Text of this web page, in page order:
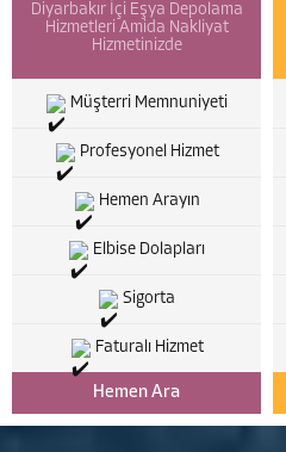
Diyarbakır İçi Eşya Depolama
Hizmetleri Amida Nakliyat
Hizmetinizde
Müşterri Memnuniyeti
Profesyonel Hizmet
Hemen Arayın
Elbise Dolapları
Sigorta
Faturalı Hizmet
Hemen Ara